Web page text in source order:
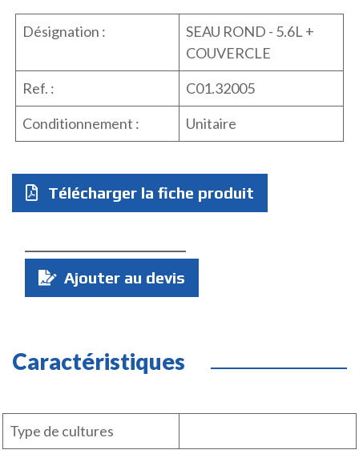
Désignation :
SEAU ROND - 5.6L +
COUVERCLE
Ref. :
C01.32005
Conditionnement :
Unitaire
Télécharger la fiche produit
Quantité
Ajouter au devis
Caractéristiques
Type de cultures